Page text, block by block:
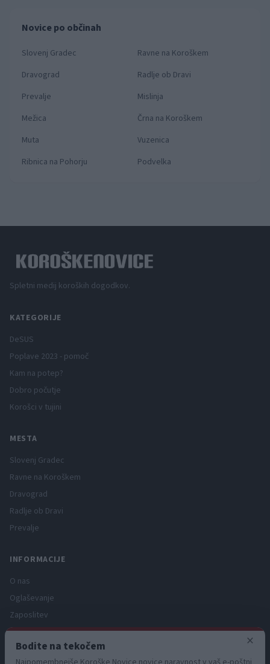
Novice po občinah
Slovenj Gradec
Ravne na Koroškem
Dravograd
Radlje ob Dravi
Prevalje
Mislinja
Mežica
Črna na Koroškem
Muta
Vuzenica
Ribnica na Pohorju
Podvelka
Spletni medij koroških dogodkov.
KATEGORIJE
DeSUS
Poplave 2023 - pomoč
Kam na potep?
Dobro počutje
Korošci v tujini
MESTA
Slovenj Gradec
Ravne na Koroškem
Dravograd
Radlje ob Dravi
Prevalje
INFORMACIJE
O nas
Oglaševanje
Zaposlitev
Pravno obvestilo
Zasebnost in piškotki
×
Bodite na tekočem